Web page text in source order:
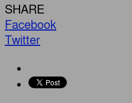
SHARE
Facebook
Twitter